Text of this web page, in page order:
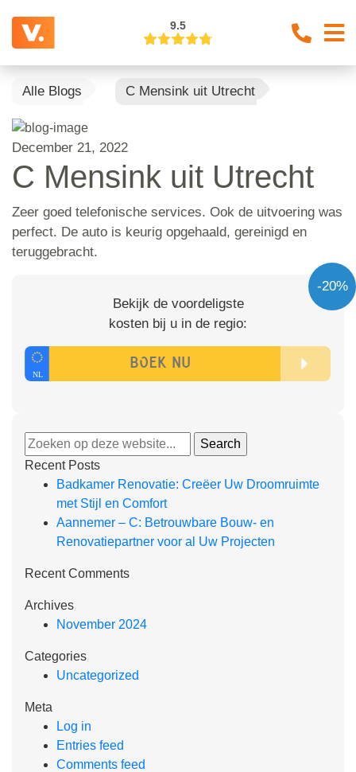
9.5
Alle Blogs C Mensink uit Utrecht
December 21, 2022
C Mensink uit Utrecht
Zeer goed telefonische services. Ook de uitvoering was
perfect. De auto is keurig opgehaald, gereinigd en
teruggebracht.
-20%
Bekijk de voordeligste
kosten bij u in de regio:
Recent Posts
Badkamer Renovatie: Creëer Uw Droomruimte
met Stijl en Comfort
Aannemer – C: Betrouwbare Bouw- en
Renovatiepartner voor al Uw Projecten
Recent Comments
Archives
November 2024
Categories
Uncategorized
Meta
Log in
Entries feed
Comments feed